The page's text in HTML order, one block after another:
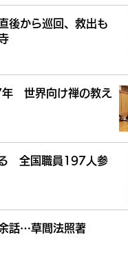
後から巡回、救出も
年 世界向け禅の教え
る 全国職員197人参
話…草間法照著